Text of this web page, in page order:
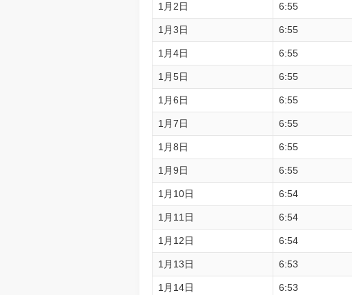
1月2日 6:55
1月3日 6:55
1月4日 6:55
1月5日 6:55
1月6日 6:55
1月7日 6:55
1月8日 6:55
1月9日 6:55
1月10日 6:54
1月11日 6:54
1月12日 6:54
1月13日 6:53
1月14日 6:53